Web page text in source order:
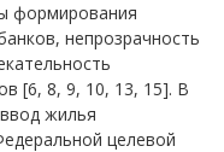
формирования
непрозрачность
[6, 8, 9, 10, 13, 15]. В
жилья
целевой